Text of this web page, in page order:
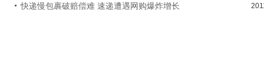
快递慢包裹破赔偿难 速递遭遇网购爆炸增长